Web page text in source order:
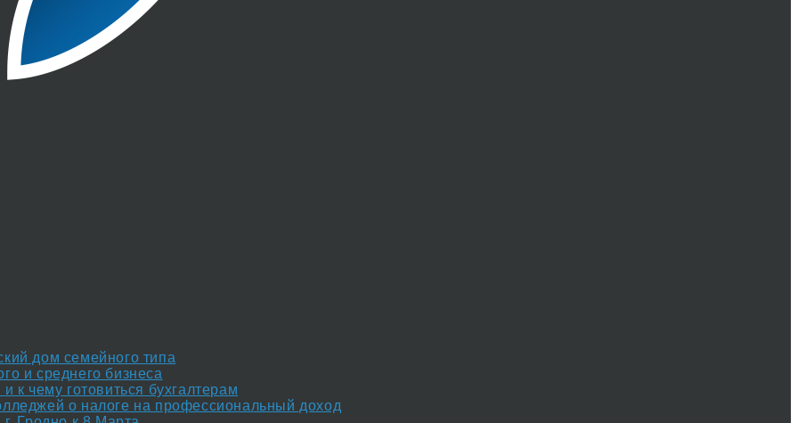
дом семейного типа
и среднего бизнеса
к чему готовиться бухгалтерам
о налоге на профессиональный доход